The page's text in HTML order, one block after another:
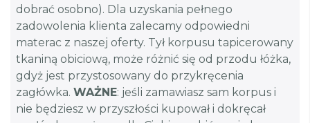
dobrać osobno). Dla uzyskania pełnego
zadowolenia klienta zalecamy odpowiedni
materac z naszej oferty. Tył korpusu tapicerowany
tkaniną obiciową, może różnić się od przodu łóżka,
gdyż jest przystosowany do przykręcenia
zagłówka. WAŻNE: jeśli zamawiasz sam korpus i
nie będziesz w przyszłości kupował i dokręcał